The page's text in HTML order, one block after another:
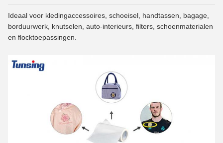
Ideaal voor kledingaccessoires, schoeisel, handtassen, bagage,
borduurwerk, knutselen, auto-interieurs, filters, schoenmaterialen
en flocktoepassingen.